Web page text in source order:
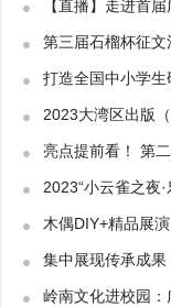
【直播】走进首
第三届石榴杯征
打造全国中小学生
2023大湾区出版
亮点提前看！ 第
2023“小云雀之夜
木偶DIY+精品展
集中展现传承成
岭南文化进校园